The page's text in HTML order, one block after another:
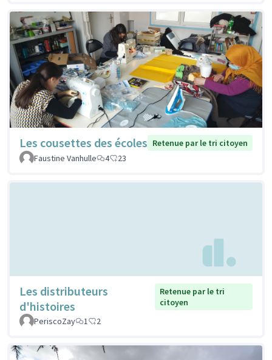
Les cousettes des écoles Retenue par le tri citoyen
Faustine Vanhulle
4 23
Les distributeurs
d'histoires
Retenue par le tri
citoyen
PeriscoZay
1 2